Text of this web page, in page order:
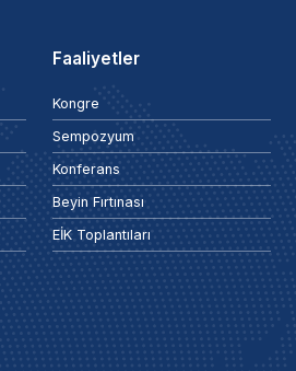
Faaliyetler
Kongre
Sempozyum
Konferans
Beyin Fırtınası
EİK Toplantıları